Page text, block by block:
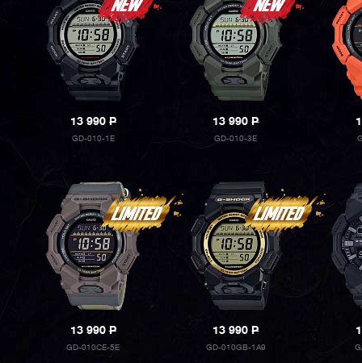
13 990P
GD-010-1E
13 990P
GD-010-3E
13 990P
GD-010CE-5E
13 990P
GD-010GB-1A9